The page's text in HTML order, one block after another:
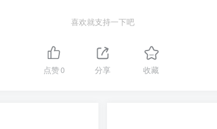
喜欢就支持一下吧
点赞0 分享 收藏